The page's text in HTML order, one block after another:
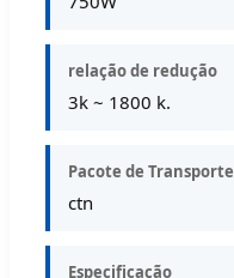
relação de redução
3k ~ 1800 k.
Pacote de Transporte
ctn
Especificação